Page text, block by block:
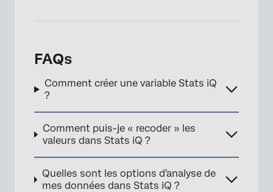
FAQs
Comment créer une variable Stats iQ
?
Comment puis-je « recoder » les
valeurs dans Stats iQ ?
Quelles sont les options d'analyse de
mes données dans Stats iQ ?